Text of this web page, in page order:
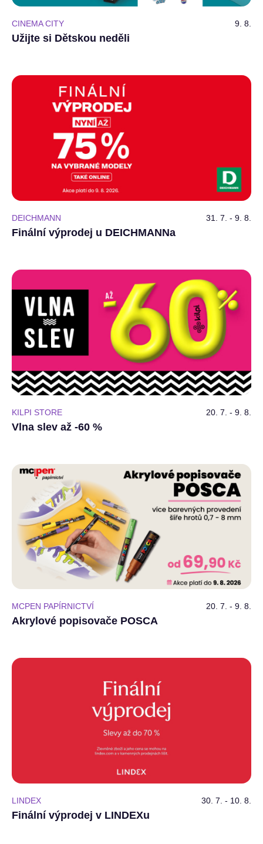
CINEMA CITY 9. 8.
Užijte si Dětskou neděli
DEICHMANN 31. 7. - 9. 8.
Finální výprodej u DEICHMANNa
KILPI STORE 20. 7. - 9. 8.
Vlna slev až -60 %
MCPEN PAPÍRNICTVÍ 20. 7. - 9. 8.
Akrylové popisovače POSCA
LINDEX 30. 7. - 10. 8.
Finální výprodej v LINDEXu